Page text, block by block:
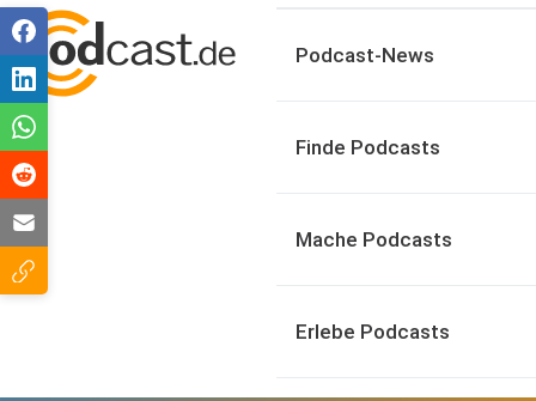
Podcast-News
Finde Podcasts
Mache Podcasts
Erlebe Podcasts